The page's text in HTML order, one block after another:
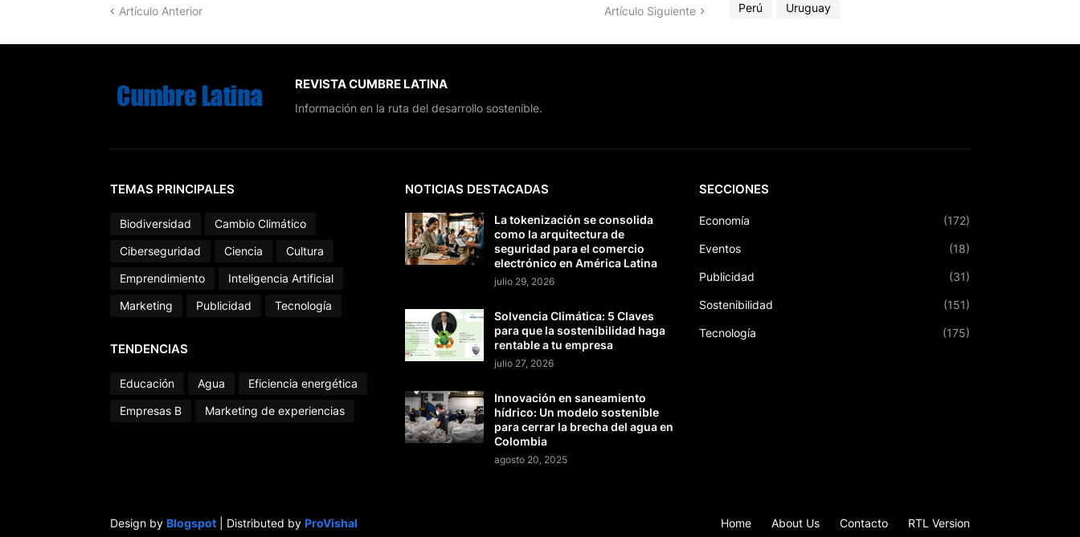
Artículo Anterior Artículo Siguiente
Perú
Uruguay
REVISTA CUMBRE LATINA
Información en la ruta del desarrollo sostenible.
TEMAS PRINCIPALES
Biodiversidad
Cambio Climático
Ciberseguridad
Ciencia
Cultura
Emprendimiento
Inteligencia Artificial
Marketing
Publicidad Tecnología
TENDENCIAS
Educación Agua
Eficiencia energética
Empresas B
Marketing de experiencias
NOTICIAS DESTACADAS
La tokenización se consolida
como la arquitectura de
seguridad para el comercio
electrónico en América Latina
julio 29, 2026
Solvencia Climática: 5 Claves
para que la sostenibilidad haga
rentable a tu empresa
julio 27, 2026
Innovación en saneamiento
hídrico: Un modelo sostenible
para cerrar la brecha del agua en
Colombia
agosto 20, 2025
SECCIONES
Economía (172)
Eventos (18)
Publicidad (31)
Sostenibilidad (151)
Tecnología (175)
Design by Blogspot | Distributed by ProVishal Home About Us Contacto RTL Version